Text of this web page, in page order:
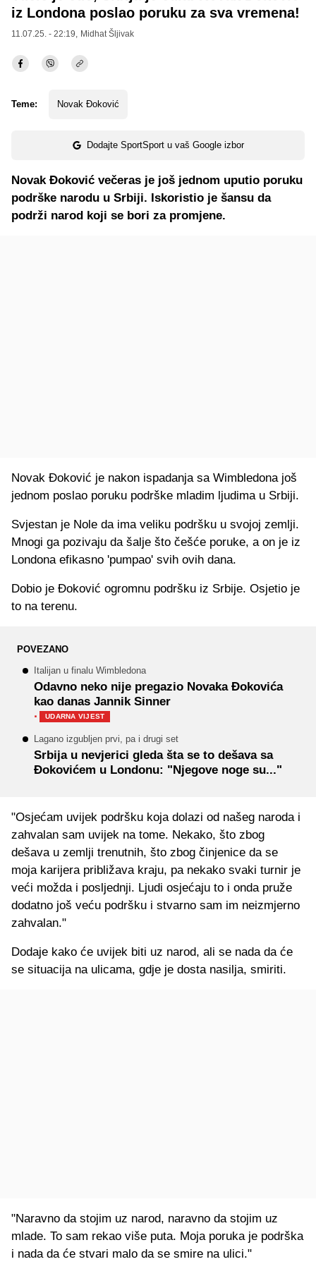
iz Londona poslao poruku za sva vremena!
11.07.25. - 22:19, Midhat Šljivak
Teme: Novak Đoković
Dodajte SportSport u vaš Google izbor
Novak Đoković večeras je još jednom uputio poruku
podrške narodu u Srbiji. Iskoristio je šansu da
podrži narod koji se bori za promjene.
Novak Đoković je nakon ispadanja sa Wimbledona još
jednom poslao poruku podrške mladim ljudima u Srbiji.
Svjestan je Nole da ima veliku podršku u svojoj zemlji.
Mnogi ga pozivaju da šalje što češće poruke, a on je iz
Londona efikasno 'pumpao' svih ovih dana.
Dobio je Đoković ogromnu podršku iz Srbije. Osjetio je
to na terenu.
POVEZANO
Italijan u finalu Wimbledona
Odavno neko nije pregazio Novaka Đokovića
kao danas Jannik Sinner
· UDARNA VIJEST
Lagano izgubljen prvi, pa i drugi set
Srbija u nevjerici gleda šta se to dešava sa
Đokovićem u Londonu: "Njegove noge su..."
"Osjećam uvijek podršku koja dolazi od našeg naroda i
zahvalan sam uvijek na tome. Nekako, što zbog
dešava u zemlji trenutnih, što zbog činjenice da se
moja karijera približava kraju, pa nekako svaki turnir je
veći možda i posljednji. Ljudi osjećaju to i onda pruže
dodatno još veću podršku i stvarno sam im neizmjerno
zahvalan."
Dodaje kako će uvijek biti uz narod, ali se nada da će
se situacija na ulicama, gdje je dosta nasilja, smiriti.
"Naravno da stojim uz narod, naravno da stojim uz
mlade. To sam rekao više puta. Moja poruka je podrška
i nada da će stvari malo da se smire na ulici."